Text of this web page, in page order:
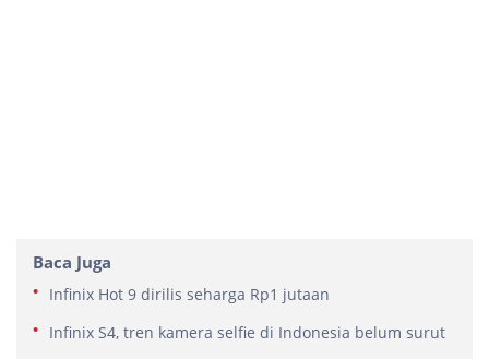
Baca Juga
Infinix Hot 9 dirilis seharga Rp1 jutaan
Infinix S4, tren kamera selfie di Indonesia belum surut